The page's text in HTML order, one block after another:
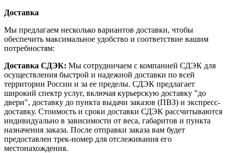
Доставка
Мы предлагаем несколько вариантов доставки, чтобы
обеспечить максимальное удобство и соответствие вашим
потребностям:
Доставка СДЭК: Мы сотрудничаем с компанией СДЭК для
осуществления быстрой и надежной доставки по всей
территории России и за ее пределы. СДЭК предлагает
широкий спектр услуг, включая курьерскую доставку "до
двери", доставку до пункта выдачи заказов (ПВЗ) и экспресс-
доставку. Стоимость и сроки доставки СДЭК рассчитываются
индивидуально в зависимости от веса, габаритов и пункта
назначения заказа. После отправки заказа вам будет
предоставлен трек-номер для отслеживания его
местонахождения.